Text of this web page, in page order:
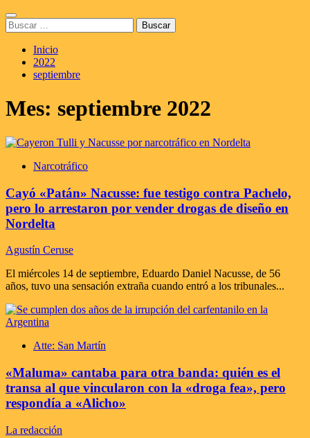
Saltar
al
contenido
Menú
principal
Buscar:
Inicio
2022
septiembre
Mes: septiembre 2022
Narcotráfico
Cayó «Patán» Nacusse: fue testigo contra Pachelo,
pero lo arrestaron por vender drogas de diseño en
Nordelta
Agustín Ceruse
El miércoles 14 de septiembre, Eduardo Daniel Nacusse, de 56
años, tuvo una sensación extraña cuando entró a los tribunales...
Atte: San Martín
«Maluma» cantaba para otra banda: quién es el
transa al que vincularon con la «droga fea», pero
respondía a «Alicho»
La redacción